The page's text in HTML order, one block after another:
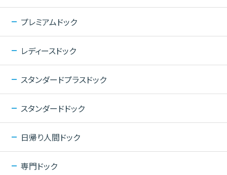
プレミアムドック
レディースドック
スタンダードプラスドック
スタンダードドック
日帰り人間ドック
専門ドック